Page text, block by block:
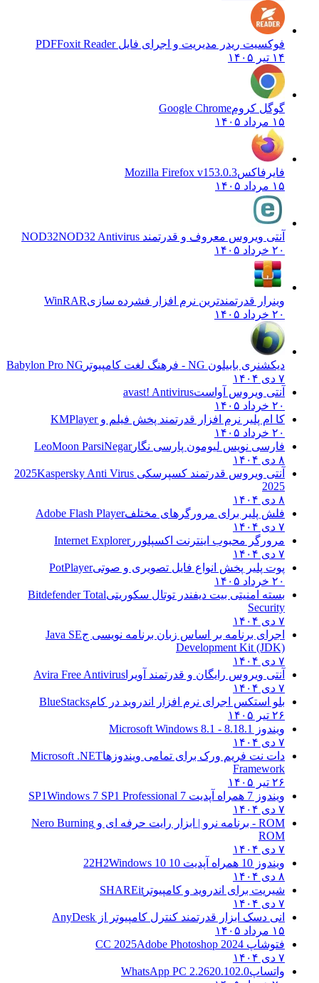
فوکسیت ریدر مدیریت و اجرای فایل PDFFoxit Reader
۱۴ تیر ۱۴۰۵
گوگل کرومGoogle Chrome
۱۵ مرداد ۱۴۰۵
فایرفاکسMozilla Firefox v153.0.3
۱۵ مرداد ۱۴۰۵
آنتی ویروس معروف و قدرتمند NOD32 NOD32 Antivirus
۲۰ خرداد ۱۴۰۵
وینرار قدرتمندترین نرم افزار فشرده سازیWinRAR
۲۰ خرداد ۱۴۰۵
دیکشنری بابیلون NG - فرهنگ لغت کامپیوتر
Babylon Pro NG
۷ دی ۱۴۰۴
آنتی ویروس آواستavast! Antivirus
۲۰ خرداد ۱۴۰۵
کا ام پلیر نرم افزار قدرتمند پخش فیلم وKMPlayer
۲۰ خرداد ۱۴۰۵
فارسی نویس لیومون پارسی نگارLeoMoon ParsiNegar
۸ دی ۱۴۰۴
آنتی ویروس قدرتمند کسپرسکی 2025 Kaspersky Anti Virus
2025
۸ دی ۱۴۰۴
فلش پلیر برای مرورگرهای مختلفAdobe Flash Player
۷ دی ۱۴۰۴
مرورگر محبوب اینترنت اکسپلوررInternet Explorer
۷ دی ۱۴۰۴
پوت پلیر پخش انواع فایل تصویری و صوتیPotPlayer
۲۰ خرداد ۱۴۰۵
بسته امنیتی بیت دیفندر توتال سکوریتیBitdefender Total
Security
۷ دی ۱۴۰۴
اجرای برنامه بر اساس زبان برنامه نویسی جJava SE
Development Kit (JDK)
۷ دی ۱۴۰۴
آنتی ویروس رایگان و قدرتمند آویرا Avira Free Antivirus
۷ دی ۱۴۰۴
بلو استکس اجرای نرم افزار اندروید در کامBlueStacks
۲۶ تیر ۱۴۰۵
ویندوز 8.1
8.1 - Microsoft Windows 8.1
۷ دی ۱۴۰۴
دات نت فریم ورک برای تمامی ویندوزهاMicrosoft .NET
Framework
۲۶ تیر ۱۴۰۵
ویندوز 7 همراه آپدیت 7 SP1
Windows 7 SP1 Professional
۷ دی ۱۴۰۴
ROM - برنامه نرو | ابزار رایت حرفه ای و
Nero Burning
ROM
۷ دی ۱۴۰۴
ویندوز 10 همراه آپدیت 10 22H2
Windows 10
۸ دی ۱۴۰۴
شیریت برای اندروید و کامپیوتر SHAREit
۷ دی ۱۴۰۴
انی دسک ابزار قدرتمند کنترل کامپیوتر از AnyDesk
۱۵ مرداد ۱۴۰۵
فتوشاپ CC 2025 Adobe Photoshop 2024
۷ دی ۱۴۰۴
واتساپWhatsApp PC 2.2620.102.0